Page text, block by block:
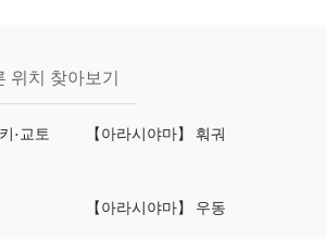
위치 찾아보기
·교토
【아라시야마】 훠궈
【아라시야마】 우동